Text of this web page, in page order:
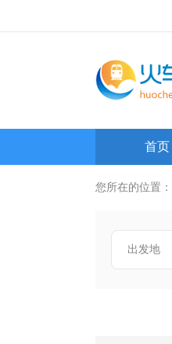
首页
您所在的位置：
出发地